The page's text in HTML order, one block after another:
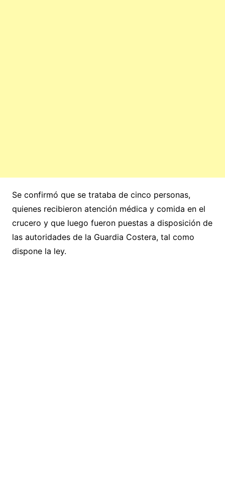
Se confirmó que se trataba de cinco personas,
quienes recibieron atención médica y comida en el
crucero y que luego fueron puestas a disposición de
las autoridades de la Guardia Costera, tal como
dispone la ley.